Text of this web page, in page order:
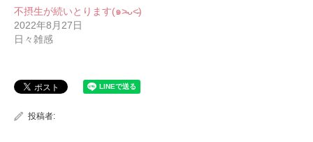
不摂生が続いとります(๑˃̵ᴗ˂̵)
2022年8月27日
日々雑感
投稿者: